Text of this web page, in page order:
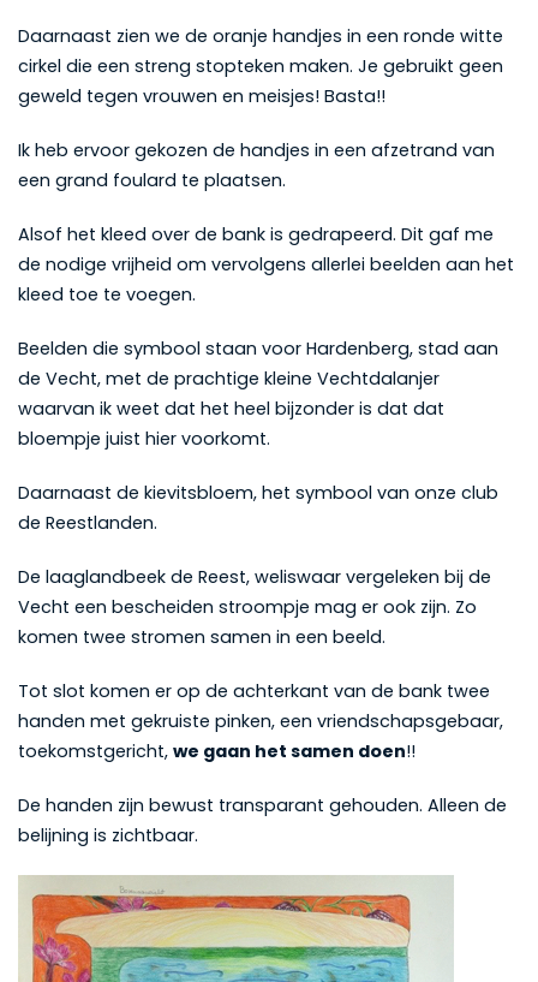
Daarnaast zien we de oranje handjes in een ronde witte
cirkel die een streng stopteken maken. Je gebruikt geen
geweld tegen vrouwen en meisjes! Basta!!
Ik heb ervoor gekozen de handjes in een afzetrand van
een grand foulard te plaatsen.
Alsof het kleed over de bank is gedrapeerd. Dit gaf me
de nodige vrijheid om vervolgens allerlei beelden aan het
kleed toe te voegen.
Beelden die symbool staan voor Hardenberg, stad aan
de Vecht, met de prachtige kleine Vechtdalanjer
waarvan ik weet dat het heel bijzonder is dat dat
bloempje juist hier voorkomt.
Daarnaast de kievitsbloem, het symbool van onze club
de Reestlanden.
De laaglandbeek de Reest, weliswaar vergeleken bij de
Vecht een bescheiden stroompje mag er ook zijn. Zo
komen twee stromen samen in een beeld.
Tot slot komen er op de achterkant van de bank twee
handen met gekruiste pinken, een vriendschapsgebaar,
toekomstgericht, we gaan het samen doen!!
De handen zijn bewust transparant gehouden. Alleen de
belijning is zichtbaar.